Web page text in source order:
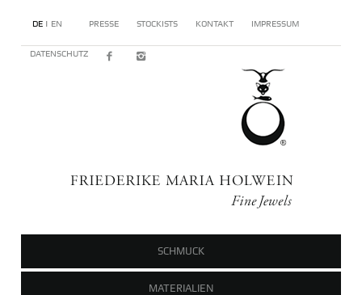
DE | EN PRESSE STOCKISTS KONTAKT IMPRESSUM
DATENSCHUTZ
SCHMUCK
MATERIALIEN